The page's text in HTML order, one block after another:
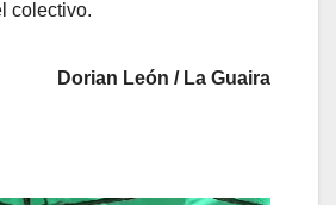
colectivo.
Dorian León / La Guaira